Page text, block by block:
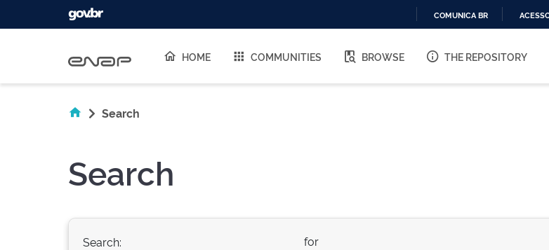
O
COMUNICA BR
HOME COMMUNITIES BROWSE THE REPOSITORY
Search
Search
Search: for